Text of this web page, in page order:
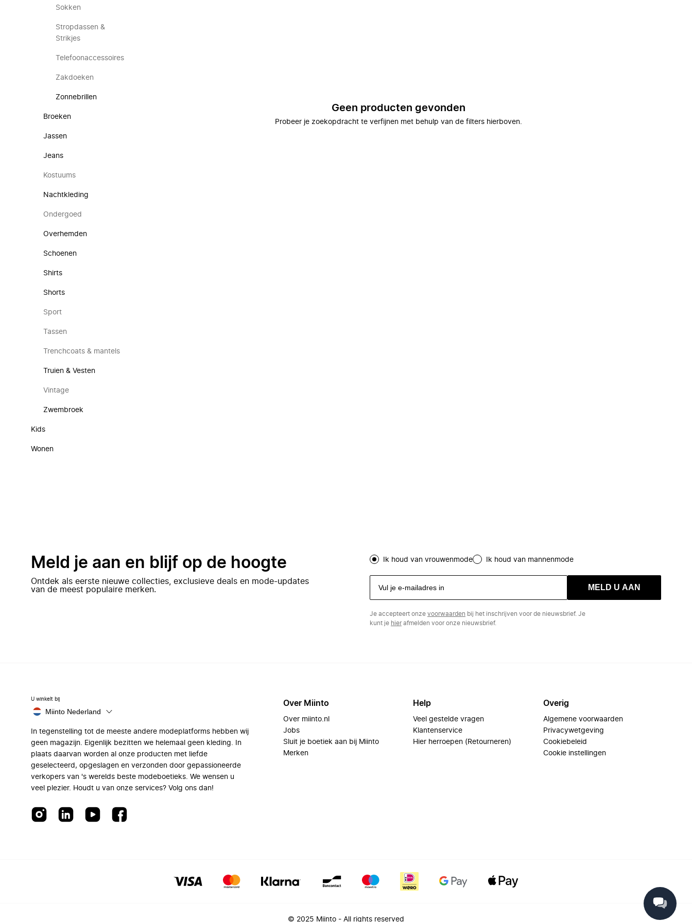
Sokken
Stropdassen &
Strikjes
Telefoonaccessoires
Zakdoeken
Zonnebrillen
Broeken
Jassen
Jeans
Kostuums
Nachtkleding
Ondergoed
Overhemden
Schoenen
Shirts
Shorts
Sport
Tassen
Trenchcoats & mantels
Truien & Vesten
Vintage
Zwembroek
Kids
Wonen
Geen producten gevonden
Probeer je zoekopdracht te verfijnen met behulp van de filters hierboven.
Meld je aan en blijf op de hoogte
Ontdek als eerste nieuwe collecties, exclusieve deals en mode-updates
van de meest populaire merken.
Ik houd van vrouwenmode Ik houd van mannenmode
MELD U AAN
Je accepteert onze voorwaarden bij het inschrijven voor de nieuwsbrief. Je
kunt je hierafmelden voor onze nieuwsbrief.
U winkelt bij
Miinto Nederland
In tegenstelling tot de meeste andere modeplatforms hebben wij
geen magazijn. Eigenlijk bezitten we helemaal geen kleding. In
plaats daarvan worden al onze producten met liefde
geselecteerd, opgeslagen en verzonden door gepassioneerde
verkopers van 's werelds beste modeboetieks. We wensen u
veel plezier. Houdt u van onze services? Volg ons dan!
Over Miinto
Over miinto.nl
Jobs
Sluit je boetiek aan bij Miinto
Merken
Help
Veel gestelde vragen
Klantenservice
Hier herroepen (Retourneren)
Overig
Algemene voorwaarden
Privacywetgeving
Cookiebeleid
Cookie instellingen
© 2025 Miinto - All rights reserved